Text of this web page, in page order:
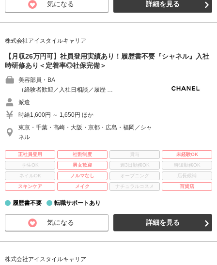
気になる 詳細を見る
株式会社アイスタイルキャリア
【月収26万円可】社員登用実績あり！履歴書不要『シャネル』入社
時研修あり＜定着率◎社保完備＞
美容部員・BA
（経験者歓迎／入社日相談／履歴 …
派遣
時給1,600円 ～ 1,650円 ほか
東京・千葉・高崎・大阪・京都・広島・福岡／シャ
ネル
正社員登用 社割制度 賞与
未経験OK
学生OK
男女歓迎 週3日勤務OK
時短勤務OK
ネイルOK
ノルマなし オープニング
店長候補
スキンケア
メイク ナチュラルコスメ 百貨店
履歴書不要 転職サポートあり
気になる 詳細を見る
株式会社アイスタイルキャリア